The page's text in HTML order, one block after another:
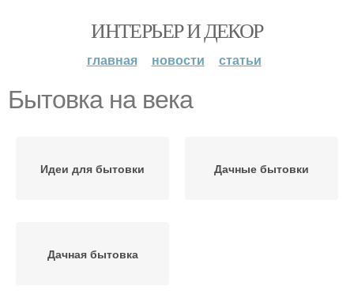
ИНТЕРЬЕР И ДЕКОР
главная новости статьи
Бытовка на века
Идеи для бытовки Дачные бытовки
Дачная бытовка